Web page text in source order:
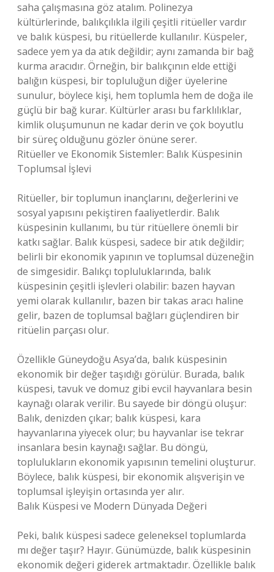
saha çalışmasına göz atalım. Polinezya
kültürlerinde, balıkçılıkla ilgili çeşitli ritüeller vardır
ve balık küspesi, bu ritüellerde kullanılır. Küspeler,
sadece yem ya da atık değildir; aynı zamanda bir bağ
kurma aracıdır. Örneğin, bir balıkçının elde ettiği
balığın küspesi, bir topluluğun diğer üyelerine
sunulur, böylece kişi, hem toplumla hem de doğa ile
güçlü bir bağ kurar. Kültürler arası bu farklılıklar,
kimlik oluşumunun ne kadar derin ve çok boyutlu
bir süreç olduğunu gözler önüne serer.
Ritüeller ve Ekonomik Sistemler: Balık Küspesinin
Toplumsal İşlevi
Ritüeller, bir toplumun inançlarını, değerlerini ve
sosyal yapısını pekiştiren faaliyetlerdir. Balık
küspesinin kullanımı, bu tür ritüellere önemli bir
katkı sağlar. Balık küspesi, sadece bir atık değildir;
belirli bir ekonomik yapının ve toplumsal düzeneğin
de simgesidir. Balıkçı topluluklarında, balık
küspesinin çeşitli işlevleri olabilir: bazen hayvan
yemi olarak kullanılır, bazen bir takas aracı haline
gelir, bazen de toplumsal bağları güçlendiren bir
ritüelin parçası olur.
Özellikle Güneydoğu Asya’da, balık küspesinin
ekonomik bir değer taşıdığı görülür. Burada, balık
küspesi, tavuk ve domuz gibi evcil hayvanlara besin
kaynağı olarak verilir. Bu sayede bir döngü oluşur:
Balık, denizden çıkar; balık küspesi, kara
hayvanlarına yiyecek olur; bu hayvanlar ise tekrar
insanlara besin kaynağı sağlar. Bu döngü,
toplulukların ekonomik yapısının temelini oluşturur.
Böylece, balık küspesi, bir ekonomik alışverişin ve
toplumsal işleyişin ortasında yer alır.
Balık Küspesi ve Modern Dünyada Değeri
Peki, balık küspesi sadece geleneksel toplumlarda
mı değer taşır? Hayır. Günümüzde, balık küspesinin
ekonomik değeri giderek artmaktadır. Özellikle balık